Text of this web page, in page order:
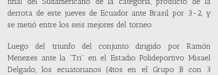
derrota de este jueves de Ecuador ante Brasil por 3-2, y
se metió entre los seis mejores del torneo.
Luego del triunfo del conjunto dirigido por Ramón
Menezes ante la “Tri” en el Estadio Polideportivo Misael
Delgado, los ecuatorianos (4tos en el Grupo B con 3